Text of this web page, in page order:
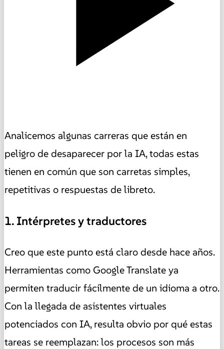
Analicemos algunas carreras que están en
peligro de desaparecer por la IA, todas estas
tienen en común que son carretas simples,
repetitivas o respuestas de libreto.
1. Intérpretes y traductores
Creo que este punto está claro desde hace años.
Herramientas como Google Translate ya
permiten traducir fácilmente de un idioma a otro.
Con la llegada de asistentes virtuales
potenciados con IA, resulta obvio por qué estas
tareas se reemplazan: los procesos son más